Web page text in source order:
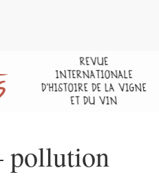
pollution